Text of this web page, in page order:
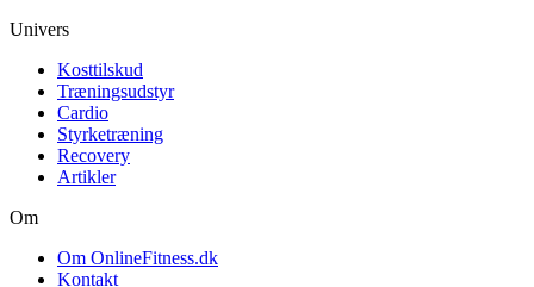
Univers
Kosttilskud
Træningsudstyr
Cardio
Styrketræning
Recovery
Artikler
Om
Om OnlineFitness.dk
Kontakt